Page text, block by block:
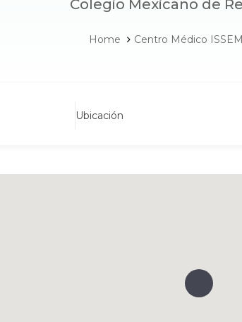
Colegio Mexicano de
Home Centro Médico
Ubicación